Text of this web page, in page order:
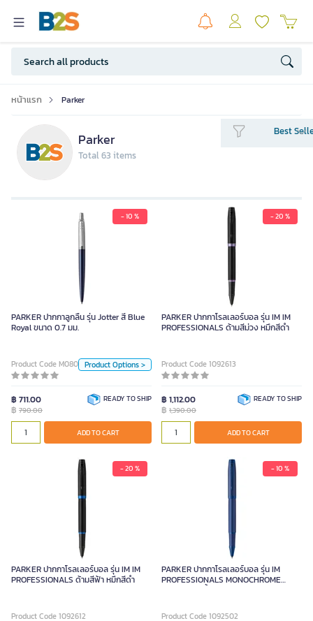
หน้าแรก Parker
Parker
Total 63 items
Best
- 10 %
PARKER ปากกาลูกลื่น รุ่น Jotter สี Blue
Royal ขนาด 0.7 มม.
Product Code M080509Product Options >
฿ 711.00
฿ 790.00
READY TO SHIP
ADD TO CART
PARKER ปากกาลูกลื่น รุ่น Jotter สี
Blue Royal ขนาด 0.7 มม.
790.00
Red
Blue
Dark Blue
Piece
ADD TO CART
- 20 %
PARKER ปากกาโรลเลอร์บอล รุ่น IM IM
PROFESSIONALS ด้ามสีม่วง หมึกสีดำ
Product Code 1092613
฿ 1,112.00
฿ 1,390.00
READY TO SHIP
ADD TO CART
- 20 %
PARKER ปากกาโรลเลอร์บอล รุ่น IM IM
PROFESSIONALS ด้ามสีฟ้า หมึกสีดำ
Product Code 1092612
- 10 %
PARKER ปากกาโรลเลอร์บอล รุ่น IM
PROFESSIONALS MONOCHROME
Product Code 1092502